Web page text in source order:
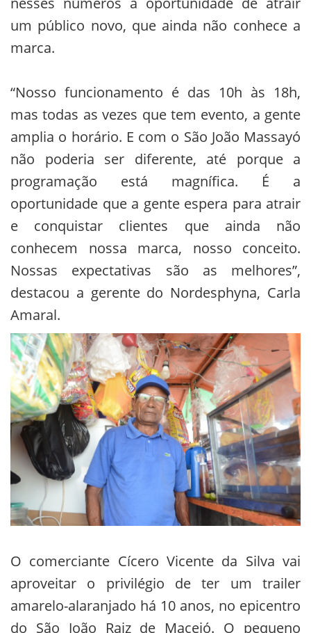
um público novo, que ainda não conhece a
marca.
“Nosso funcionamento é das 10h às 18h,
mas todas as vezes que tem evento, a gente
amplia o horário. E com o São João Massayó
não poderia ser diferente, até porque a
programação está magnífica. É a
oportunidade que a gente espera para atrair
e conquistar clientes que ainda não
conhecem nossa marca, nosso conceito.
Nossas expectativas são as melhores”,
destacou a gerente do Nordesphyna, Carla
Amaral.
O comerciante Cícero Vicente da Silva vai
aproveitar o privilégio de ter um trailer
amarelo-alaranjado há 10 anos, no epicentro
do São João Raiz de Maceió. O pequeno